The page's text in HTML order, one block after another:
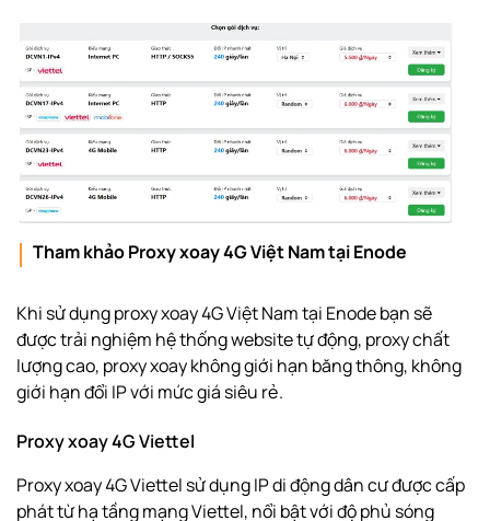
Tham khảo Proxy xoay 4G Việt Nam tại Enode
Khi sử dụng proxy xoay 4G Việt Nam tại Enode bạn sẽ
được trải nghiệm hệ thống website tự động, proxy chất
lượng cao, proxy xoay không giới hạn băng thông, không
giới hạn đổi IP với mức giá siêu rẻ.
Proxy xoay 4G Viettel
Proxy xoay 4G Viettel sử dụng IP di động dân cư được cấp
phát từ hạ tầng mạng Viettel, nổi bật với độ phủ sóng